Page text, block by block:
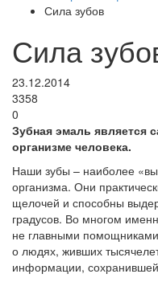
Сила зубов
Сила
23.12.2014
3358
0
Зубная эмаль является
организме человека.
Наши зубы – наиболее
организма. Они
щелочей и способны
градусов. Во многом
не главными
о людях, живших
информации,